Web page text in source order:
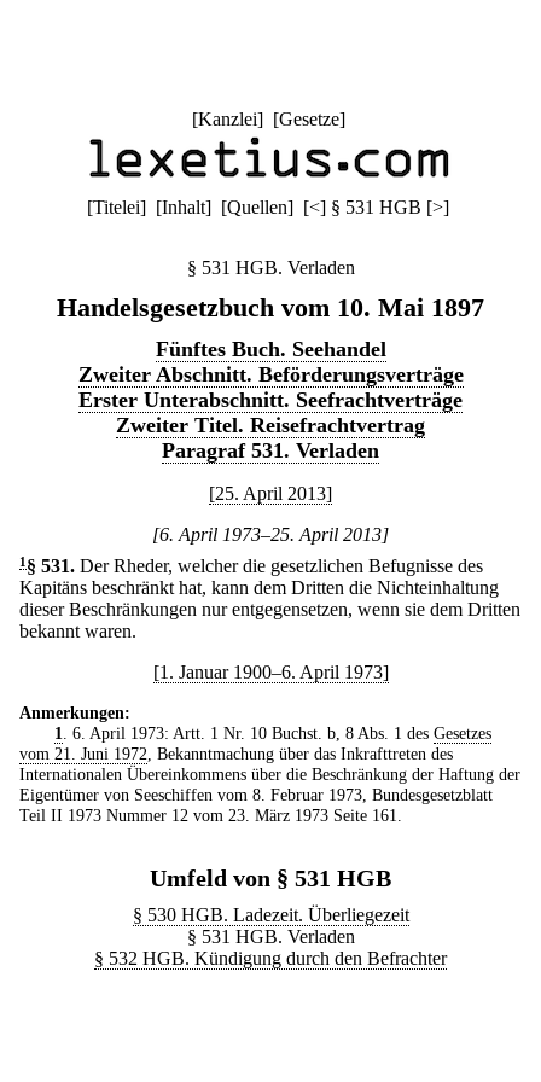
[Kanzlei] [Gesetze]
[Titelei] [Inhalt] [Quellen] [<] § 531 HGB [>]
§ 531 HGB. Verladen
Handelsgesetzbuch vom 10. Mai 1897
Fünftes Buch. Seehandel
Zweiter Abschnitt. Beförderungsverträge
Erster Unterabschnitt. Seefrachtverträge
Zweiter Titel. Reisefrachtvertrag
Paragraf 531. Verladen
[25. April 2013]
[6. April 1973–25. April 2013]
1 § 531. Der Rheder, welcher die gesetzlichen Befugnisse des
Kapitäns beschränkt hat, kann dem Dritten die Nichteinhaltung
dieser Beschränkungen nur entgegensetzen, wenn sie dem Dritten
bekannt waren.
[1. Januar 1900–6. April 1973]
Anmerkungen:
1
. 6. April 1973: Artt. 1 Nr. 10 Buchst. b, 8 Abs. 1 des Gesetzes
vom 21. Juni 1972 , Bekanntmachung über das Inkrafttreten des
Internationalen Übereinkommens über die Beschränkung der Haftung der
Eigentümer von Seeschiffen vom 8. Februar 1973, Bundesgesetzblatt
Teil II 1973 Nummer 12 vom 23. März 1973 Seite 161.
Umfeld von § 531 HGB
§ 530 HGB. Ladezeit. Überliegezeit
§ 531 HGB. Verladen
§ 532 HGB. Kündigung durch den Befrachter